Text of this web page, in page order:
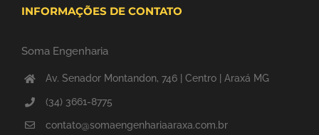
INFORMAÇÕES DE CONTATO
Soma Engenharia
Av. Senador Montandon, 746 | Centro | Araxá MG
(34) 3661-8775
contato@somaengenhariaaraxa.com.br